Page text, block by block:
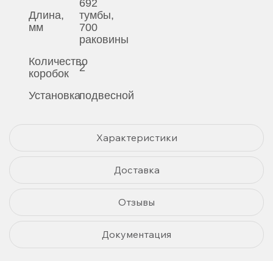
Длина,
мм
692
тумбы,
700
раковины
Количество
коробок
2
Установкаподвесной
Характеристики
Доставка
Отзывы
Документация